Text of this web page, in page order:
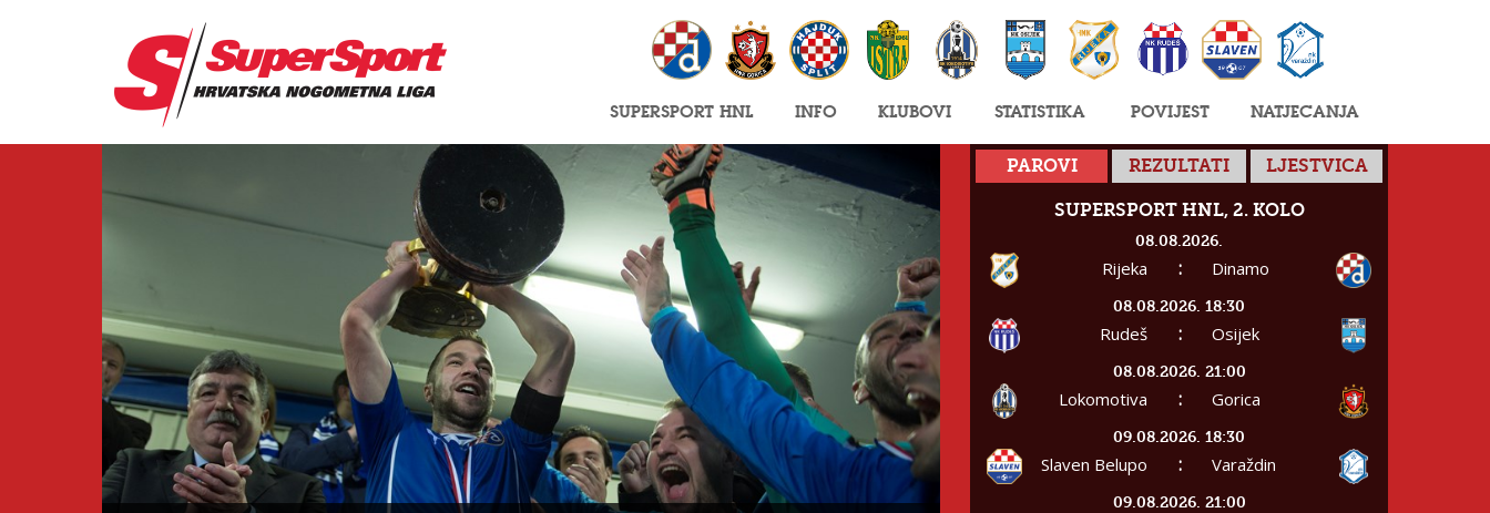
SuperSport HNL Info Klubovi Statistika Povijest Natjecanja
PAROVI REZULTATI LJESTVICA
SUPERSPORT HNL, 2. KOLO
08.08.2026.
Rijeka : Dinamo
08.08.2026. 18:30
Rudeš : Osijek
08.08.2026. 21:00
Lokomotiva : Gorica
09.08.2026. 18:30
Slaven Belupo : Varaždin
09.08.2026. 21:00